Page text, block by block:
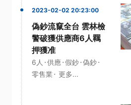
2023-02-02 20:23:00
偽鈔流竄全台 雲林檢
警破獲供應商6人羈
押獲准
6人 ·供應·假鈔·偽鈔·
零售業 · 更多...